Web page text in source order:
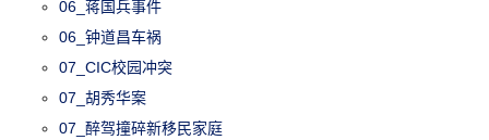
06_蒋国兵事件
06_钟道昌车祸
07_CIC校园冲突
07_胡秀华案
07_醉驾撞碎新移民家庭